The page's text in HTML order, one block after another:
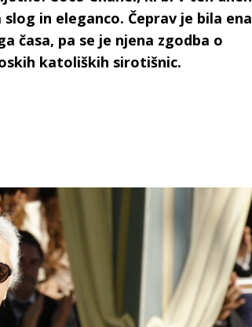
in eleganco. Čeprav je bila ena
časa, pa se je njena zgodba o
katoliških sirotišnic.